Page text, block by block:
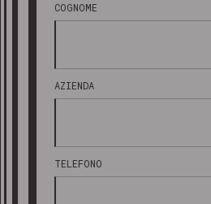
COGNOME
AZIENDA
TELEFONO